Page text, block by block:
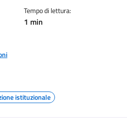
Tempo di lettura:
1 min
istituzionale